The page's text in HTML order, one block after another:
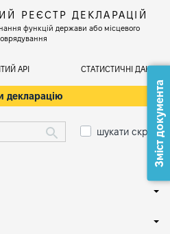
РЕЄСТР ДЕКЛАРАЦІЙ
функцій держави або місцевого
АРІ СТАТИСТИЧНІ ДАНІ
декларацію
шукати скрізьЗміст документа